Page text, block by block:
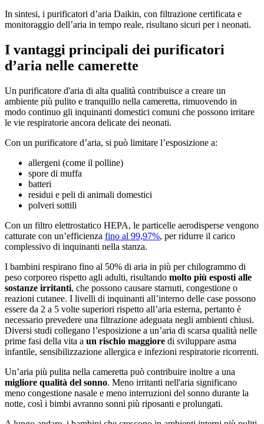
In sintesi, i purificatori d’aria Daikin, con filtrazione certificata e
monitoraggio dell’aria in tempo reale, risultano sicuri per i neonati.
I vantaggi principali dei purificatori
d’aria nelle camerette
Un purificatore d'aria di alta qualità contribuisce a creare un
ambiente più pulito e tranquillo nella cameretta, rimuovendo in
modo continuo gli inquinanti domestici comuni che possono irritare
le vie respiratorie ancora delicate dei neonati.
Con un purificatore d’aria, si può limitare l’esposizione a:
allergeni (come il polline)
spore di muffa
batteri
residui e peli di animali domestici
polveri sottili
Con un filtro elettrostatico HEPA, le particelle aerodisperse vengono
catturate con un’efficienza fino al 99,97%, per ridurre il carico
complessivo di inquinanti nella stanza.
I bambini respirano fino al 50% di aria in più per chilogrammo di
peso corporeo rispetto agli adulti, risultando molto più esposti alle
sostanze irritanti, che possono causare starnuti, congestione o
reazioni cutanee. I livelli di inquinanti all’interno delle case possono
essere da 2 a 5 volte superiori rispetto all’aria esterna, pertanto è
necessario prevedere una filtrazione adeguata negli ambienti chiusi.
Diversi studi collegano l’esposizione a un’aria di scarsa qualità nelle
prime fasi della vita a un rischio maggiore di sviluppare asma
infantile, sensibilizzazione allergica e infezioni respiratorie ricorrenti.
Un’aria più pulita nella cameretta può contribuire inoltre a una
migliore qualità del sonno. Meno irritanti nell'aria significano
meno congestione nasale e meno interruzioni del sonno durante la
notte, così i bimbi avranno sonni più riposanti e prolungati.